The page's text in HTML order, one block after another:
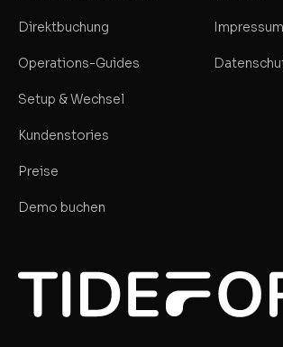
Direktbuchung
Operations-Guides
Setup & Wechsel
Kundenstories
Preise
Demo buchen
Impressum